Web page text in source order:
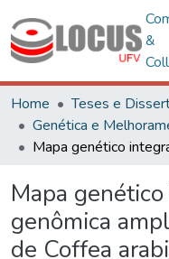
&
Home Teses e
Genética e
Mapa
genômica
de Coffea